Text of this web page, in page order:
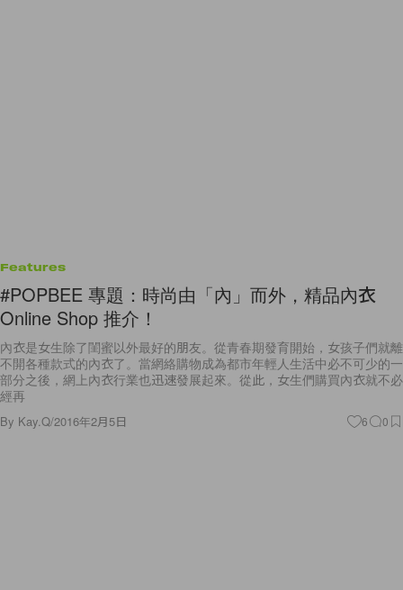
Features
#POPBEE 專題：時尚由「內」而外，精品內衣
Online Shop 推介！
內衣是女生除了閨蜜以外最好的朋友。從青春期發育開始，女孩子們就離
不開各種款式的內衣了。當網絡購物成為都市年輕人生活中必不可少的一
部分之後，網上內衣行業也迅速發展起來。從此，女​​生們購買內衣就不必
經再
By Kay.Q/2016年2月5日 6 0